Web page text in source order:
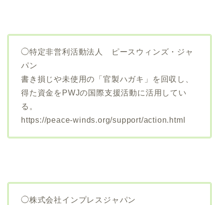
◯特定非営利活動法人 ピースウィンズ・ジャ
パン
書き損じや未使用の「官製ハガキ」を回収し、
得た資金をPWJの国際支援活動に活用してい
る。
https://peace-winds.org/support/action.html
◯株式会社インプレスジャパン